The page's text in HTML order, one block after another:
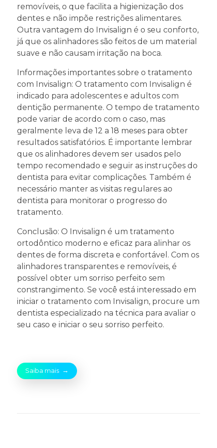
removíveis, o que facilita a higienização dos
dentes e não impõe restrições alimentares.
Outra vantagem do Invisalign é o seu conforto,
já que os alinhadores são feitos de um material
suave e não causam irritação na boca.
Informações importantes sobre o tratamento
com Invisalign: O tratamento com Invisalign é
indicado para adolescentes e adultos com
dentição permanente. O tempo de tratamento
pode variar de acordo com o caso, mas
geralmente leva de 12 a 18 meses para obter
resultados satisfatórios. É importante lembrar
que os alinhadores devem ser usados pelo
tempo recomendado e seguir as instruções do
dentista para evitar complicações. Também é
necessário manter as visitas regulares ao
dentista para monitorar o progresso do
tratamento.
Conclusão: O Invisalign é um tratamento
ortodôntico moderno e eficaz para alinhar os
dentes de forma discreta e confortável. Com os
alinhadores transparentes e removíveis, é
possível obter um sorriso perfeito sem
constrangimento. Se você está interessado em
iniciar o tratamento com Invisalign, procure um
dentista especializado na técnica para avaliar o
seu caso e iniciar o seu sorriso perfeito.
Saiba mais